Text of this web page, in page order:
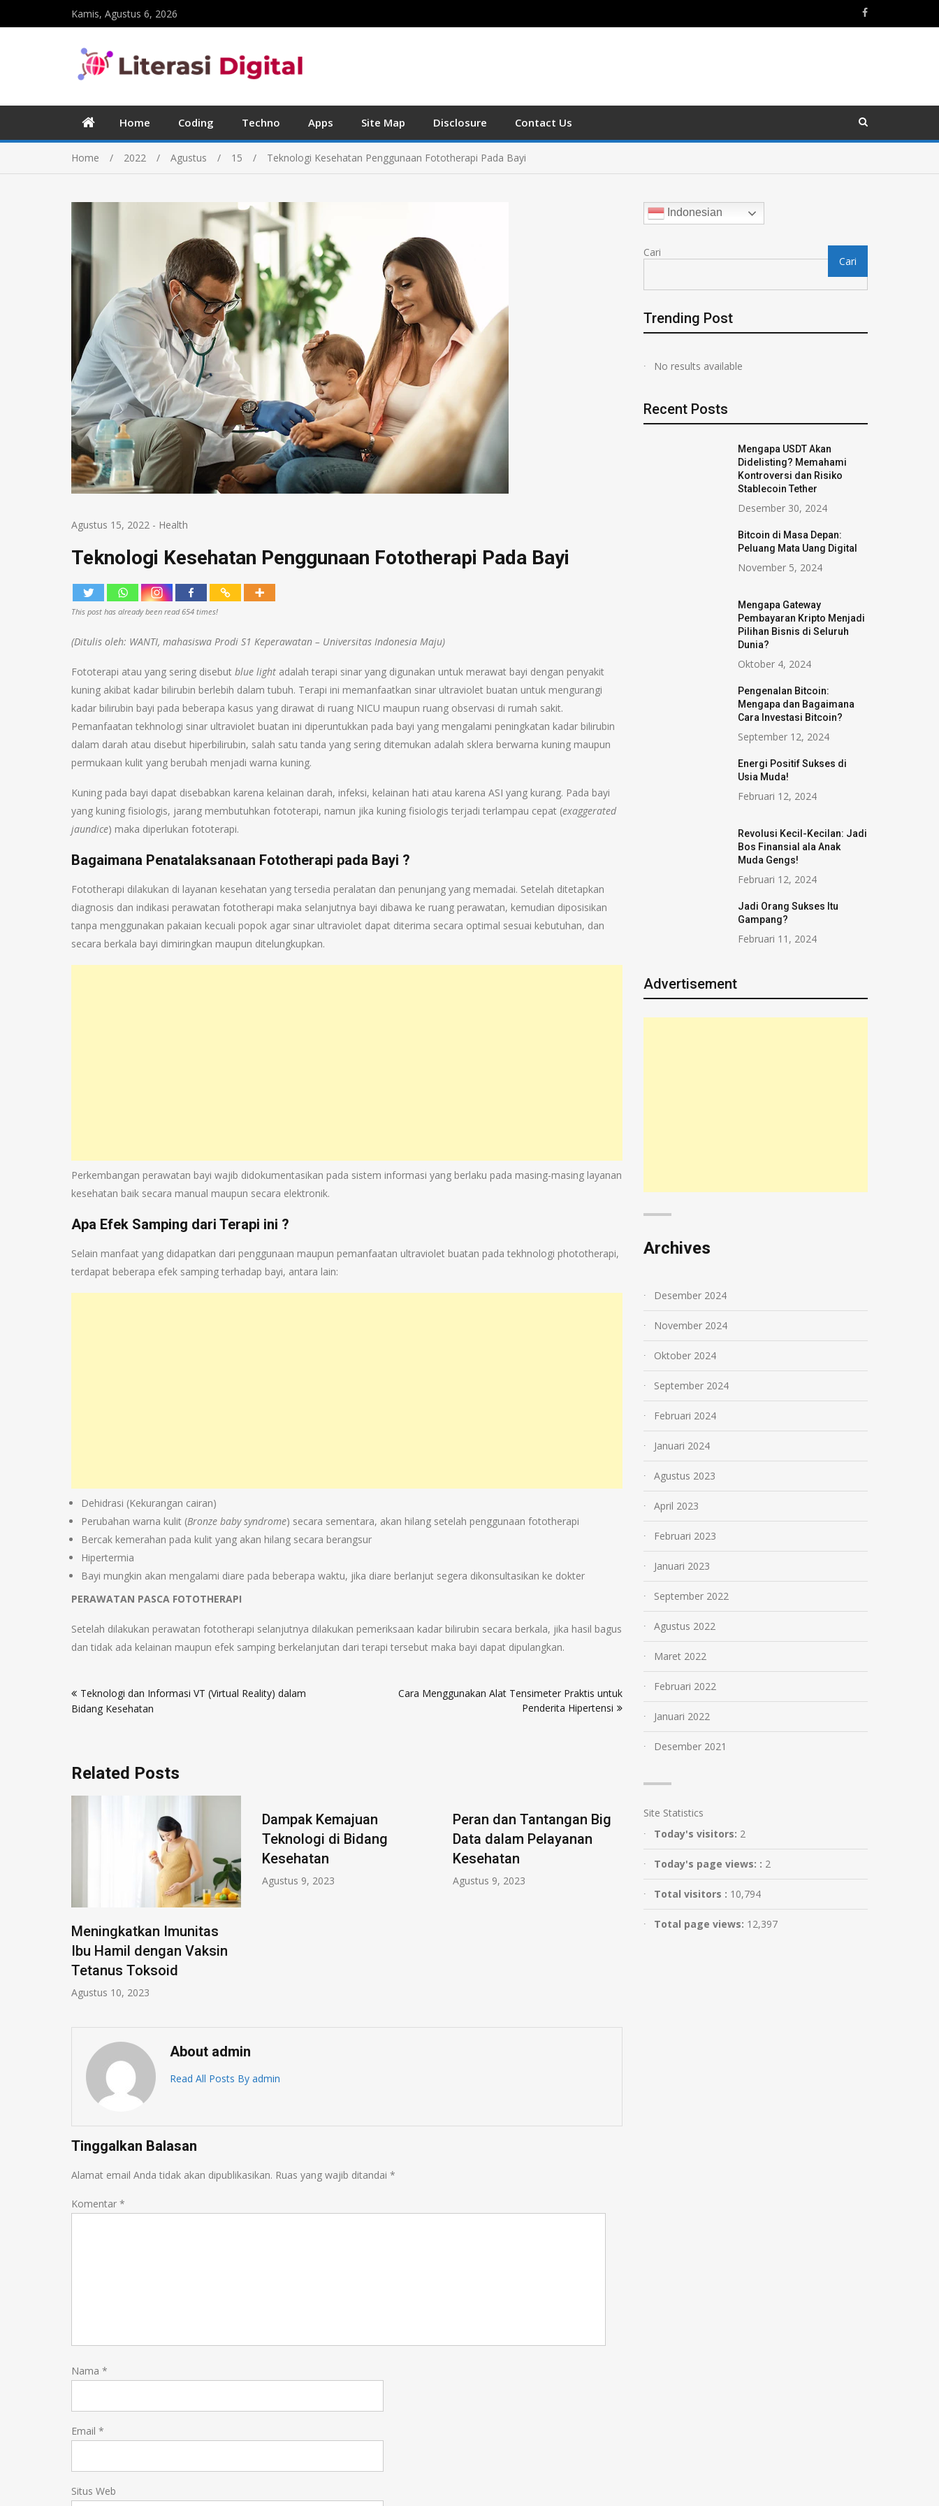
Kamis, Agustus 6, 2026
Home Coding Techno Apps Site Map Disclosure Contact Us
Home 2022 Agustus 15 Teknologi Kesehatan Penggunaan Fototherapi Pada Bayi
Agustus 15, 2022 - Health
Teknologi Kesehatan Penggunaan Fototherapi Pada Bayi
This post has already been read 654 times!
(Ditulis oleh: WANTI, mahasiswa Prodi S1 Keperawatan – Universitas Indonesia Maju)
Fototerapi atau yang sering disebut blue light adalah terapi sinar yang digunakan untuk merawat bayi dengan penyakit
kuning akibat kadar bilirubin berlebih dalam tubuh. Terapi ini memanfaatkan sinar ultraviolet buatan untuk mengurangi
kadar bilirubin bayi pada beberapa kasus yang dirawat di ruang NICU maupun ruang observasi di rumah sakit.
Pemanfaatan tekhnologi sinar ultraviolet buatan ini diperuntukkan pada bayi yang mengalami peningkatan kadar bilirubin
dalam darah atau disebut hiperbilirubin, salah satu tanda yang sering ditemukan adalah sklera berwarna kuning maupun
permukaan kulit yang berubah menjadi warna kuning.
Kuning pada bayi dapat disebabkan karena kelainan darah, infeksi, kelainan hati atau karena ASI yang kurang. Pada bayi
yang kuning fisiologis, jarang membutuhkan fototerapi, namun jika kuning fisiologis terjadi terlampau cepat (exaggerated
jaundice) maka diperlukan fototerapi.
Bagaimana Penatalaksanaan Fototherapi pada Bayi ?
Fototherapi dilakukan di layanan kesehatan yang tersedia peralatan dan penunjang yang memadai. Setelah ditetapkan
diagnosis dan indikasi perawatan fototherapi maka selanjutnya bayi dibawa ke ruang perawatan, kemudian diposisikan
tanpa menggunakan pakaian kecuali popok agar sinar ultraviolet dapat diterima secara optimal sesuai kebutuhan, dan
secara berkala bayi dimiringkan maupun ditelungkupkan.
Perkembangan perawatan bayi wajib didokumentasikan pada sistem informasi yang berlaku pada masing-masing layanan
kesehatan baik secara manual maupun secara elektronik.
Apa Efek Samping dari Terapi ini ?
Selain manfaat yang didapatkan dari penggunaan maupun pemanfaatan ultraviolet buatan pada tekhnologi phototherapi,
terdapat beberapa efek samping terhadap bayi, antara lain:
Dehidrasi (Kekurangan cairan)
Perubahan warna kulit (Bronze baby syndrome) secara sementara, akan hilang setelah penggunaan fototherapi
Bercak kemerahan pada kulit yang akan hilang secara berangsur
Hipertermia
Bayi mungkin akan mengalami diare pada beberapa waktu, jika diare berlanjut segera dikonsultasikan ke dokter
PERAWATAN PASCA FOTOTHERAPI
Setelah dilakukan perawatan fototherapi selanjutnya dilakukan pemeriksaan kadar bilirubin secara berkala, jika hasil bagus
dan tidak ada kelainan maupun efek samping berkelanjutan dari terapi tersebut maka bayi dapat dipulangkan.
pos
Teknologi dan Informasi VT (Virtual Reality) dalam
Bidang Kesehatan
Cara Menggunakan Alat Tensimeter Praktis untuk
Penderita Hipertensi
Related Posts
Meningkatkan Imunitas
Ibu Hamil dengan Vaksin
Tetanus Toksoid
Agustus 10, 2023
Dampak Kemajuan
Teknologi di Bidang
Kesehatan
Agustus 9, 2023
Peran dan Tantangan Big
Data dalam Pelayanan
Kesehatan
Agustus 9, 2023
Dampak Obesitas Bagi
Remaja
Februari 26, 2023
Februari 25, 2023
About admin
Read All Posts By admin
Tinggalkan Balasan
Alamat email Anda tidak akan dipublikasikan. Ruas yang wajib ditandai *
Komentar *
Nama *
Email *
Situs Web
Indonesian
Cari
Cari
Trending Post
No results available
Recent Posts
Mengapa USDT Akan
Didelisting? Memahami
Kontroversi dan Risiko
Stablecoin Tether
Desember 30, 2024
Bitcoin di Masa Depan:
Peluang Mata Uang Digital
November 5, 2024
Mengapa Gateway
Pembayaran Kripto Menjadi
Pilihan Bisnis di Seluruh
Dunia?
Oktober 4, 2024
Pengenalan Bitcoin:
Mengapa dan Bagaimana
Cara Investasi Bitcoin?
September 12, 2024
Energi Positif Sukses di
Usia Muda!
Februari 12, 2024
Revolusi Kecil-Kecilan: Jadi
Bos Finansial ala Anak
Muda Gengs!
Februari 12, 2024
Jadi Orang Sukses Itu
Gampang?
Februari 11, 2024
Advertisement
Archives
Desember 2024
November 2024
Oktober 2024
September 2024
Februari 2024
Januari 2024
Agustus 2023
April 2023
Februari 2023
Januari 2023
September 2022
Agustus 2022
Maret 2022
Februari 2022
Januari 2022
Desember 2021
Site Statistics
Today's visitors: 2
Today's page views: : 2
Total visitors : 10,794
Total page views: 12,397